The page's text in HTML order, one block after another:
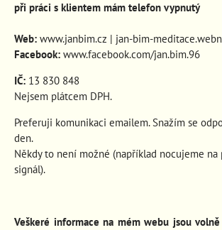
při práci s klientem mám telefon vypnutý
Web: www.janbim.cz | jan-bim-
Facebook: www.facebook.com/jan.bim.96
IČ: 13 830 848
Nejsem plátcem DPH.
Preferuji komunikaci emailem. Snažím se
den.
Někdy to není možné (například nocujeme
signál).
Veškeré informace na mém webu jsou